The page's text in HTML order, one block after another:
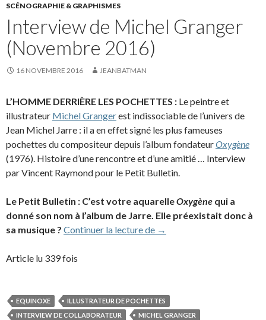
SCÉNOGRAPHIE & GRAPHISMES
Interview de Michel Granger
(Novembre 2016)
16 NOVEMBRE 2016 JEANBATMAN
L’HOMME DERRIÈRE LES POCHETTES : Le peintre et
illustrateur Michel Grangerest indissociable de l’univers de
Jean Michel Jarre : il a en effet signé les plus fameuses
pochettes du compositeur depuis l’album fondateurOxygène
(1976). Histoire d’une rencontre et d’une amitié … Interview
par Vincent Raymond pour le Petit Bulletin.
Le Petit Bulletin : C’est votre aquarelleOxygène qui a
donné son nom à l’album de Jarre. Elle préexistait donc à
sa musique ? Continuer la lecture de Interview de Michel
→
Article lu 339 fois
EQUINOXE
ILLUSTRATEUR DE POCHETTES
INTERVIEW DE COLLABORATEUR
MICHEL GRANGER